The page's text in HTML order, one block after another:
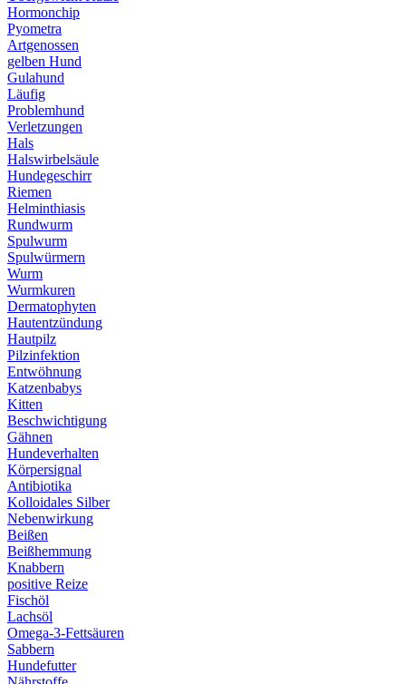
Hormonchip
Pyometra
Artgenossen
gelben Hund
Gulahund
Läufig
Problemhund
Verletzungen
Hals
Halswirbelsäule
Hundegeschirr
Riemen
Helminthiasis
Rundwurm
Spulwurm
Spulwürmern
Wurm
Wurmkuren
Dermatophyten
Hautentzündung
Hautpilz
Pilzinfektion
Entwöhnung
Katzenbabys
Kitten
Beschwichtigung
Gähnen
Hundeverhalten
Körpersignal
Antibiotika
Kolloidales Silber
Nebenwirkung
Beißen
Beißhemmung
Knabbern
positive Reize
Fischöl
Lachsöl
Omega-3-Fettsäuren
Sabbern
Hundefutter